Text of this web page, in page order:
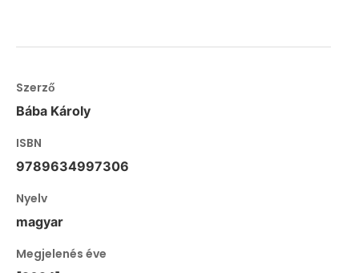
Szerző
Bába Károly
ISBN
9789634997306
Nyelv
magyar
Megjelenés éve